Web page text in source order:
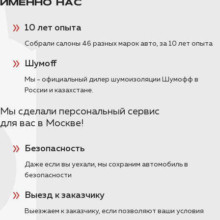
Полная шумоизоляция Toyota Land Cruiser
Prado 150 2022 года выпуска в
дополнительной шумкой жабо.
ПОДРОБНЕЕ >>
Шумоизоляция Toyota Land
Cruiser Prado в пакете Элит
внедорожника Toyota Land Cruiser Prado в
материалов для ШВИ и фото салона после
полного разбора.
ИМЕННО НАС
10 лет опыта
Собрали салоны 46 разных марок авто, за 10 лет опыта
Шумoff
Мы - официальный дилер шумоизоляции Шумофф в
России и казахстане.
Мы сделали персональный сервис
для вас в Москве!
Безопасность
Даже если вы уехали, мы сохраним автомобиль в
безопасности
Выезд к заказчику
Выезжаем к заказчику, если позволяют ваши условия